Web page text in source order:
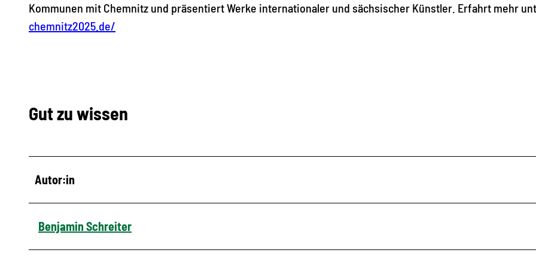
Kommunen mit Chemnitz und präsentiert Werke internationaler und sächsischer Künstler. Erfahrt mehr
chemnitz2025.de/
Gut zu wissen
Autor:in
Benjamin Schreiter